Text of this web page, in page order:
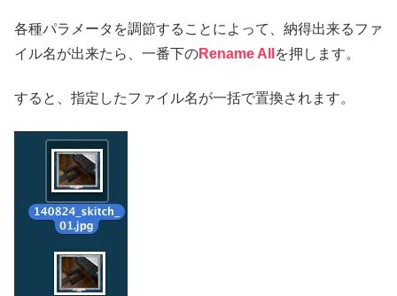
各種パラメータを調節することによって、納得出来るファ
イル名が出来たら、一番下のRename All を押します。
すると、指定したファイル名が一括で置換されます。